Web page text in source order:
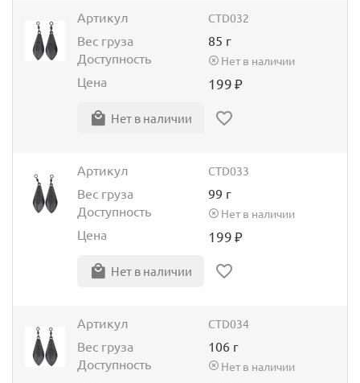
Артикул CTD032
Вес груза
85 г
Доступность
Нет в наличии
Цена 199₽
Нет в наличии
Артикул CTD033
Вес груза
99 г
Доступность
Нет в наличии
Цена 199₽
Нет в наличии
Артикул CTD034
Вес груза
106 г
Доступность
Нет в наличии